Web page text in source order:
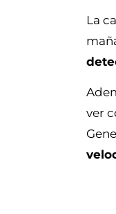
La
ver